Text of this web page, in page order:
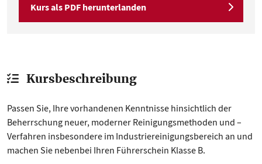
Kurs als PDF herunterlanden
Kursbeschreibung
Passen Sie, Ihre vorhandenen Kenntnisse hinsichtlich der
Beherrschung neuer, moderner Reinigungsmethoden und –
Verfahren insbesondere im Industriereinigungsbereich an und
machen Sie nebenbei Ihren Führerschein Klasse B.